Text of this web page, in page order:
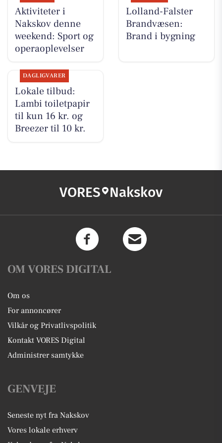
Aktiviteter i
Nakskov denne
weekend: Sport og
operaoplevelser
Lolland-Falster
Brandvæsen:
Brand i bygning
DAGLIGVARER
Lokale tilbud:
Lambi toiletpapir
til kun 16 kr. og
Breezer til 10 kr.
VORES Nakskov
OM VORES DIGITAL
Om os
For annoncører
Vilkår og Privatlivspolitik
Kontakt VORES Digital
Administrer samtykke
GENVEJE
Seneste nyt fra Nakskov
Vores lokale erhverv